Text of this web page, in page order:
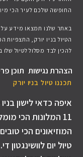
החופשה שלכם לעיר הכי
באתר שלנו תמצאו מידע על
הטיול בניו יורק, התצפיות
להכין לבד מסלול לטיול שלו
הצהרת נגישות תוכן
תכננו טיול בניו יורק​
איפה כדאי לישון בניו
11 המלונות הכי מומלצים בניו יורק לשנת 2026
המוזיאונים הכי טובים
טיול יום לוושינגטון